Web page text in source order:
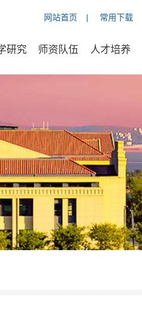
网站首页 | 常用下载
研究 师资队伍 人才培养